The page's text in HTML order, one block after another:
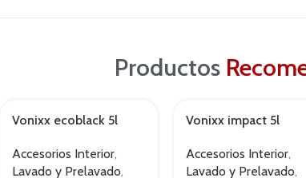
Productos
AGOTADO
Vonixx ecoblack 5l
Accesorios Interior,
Lavado y Prelavado,
Vonixx impact 5l
Accesorios Interior,
Lavado y Prelavado,